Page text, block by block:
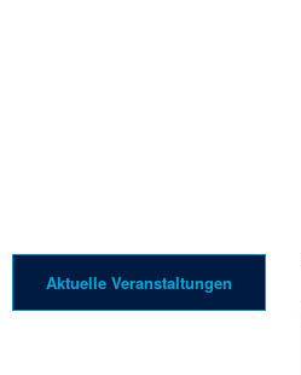
Aktuelle Veranstaltungen